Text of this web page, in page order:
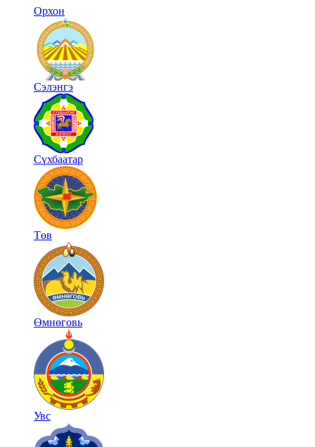
Орхон
Сэлэнгэ
Сүхбаатар
Төв
Өмнөговь
Увс